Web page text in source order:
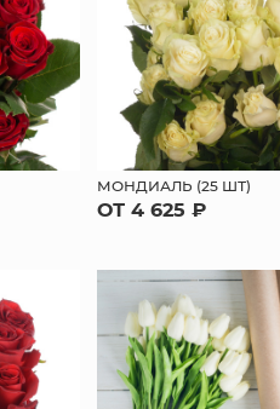
МОНДИАЛЬ (25 ШТ)
ОТ 4 625 ₽